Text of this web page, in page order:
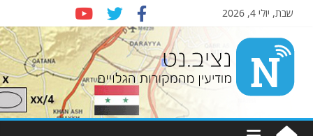
שבת, יולי 4, 2026
Nziv.net
מודיעין
מהמקורות